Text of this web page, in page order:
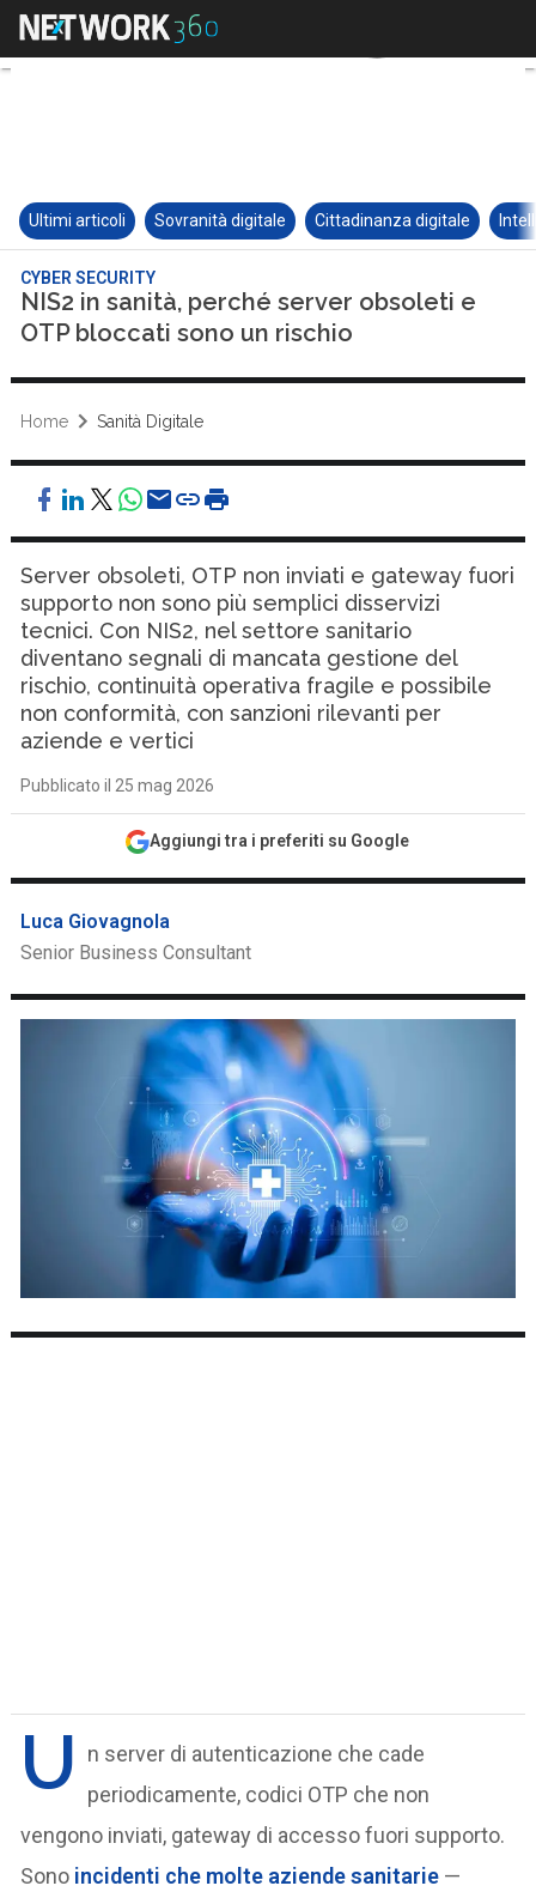
Ultimi articoli Sovranità digitale Cittadinanza digitale
CYBER SECURITY
NIS2 in sanità, perché server obsoleti e
OTP bloccati sono un rischio
Home Sanità Digitale
Server obsoleti, OTP non inviati e gateway fuori
supporto non sono più semplici disservizi
tecnici. Con NIS2, nel settore sanitario
diventano segnali di mancata gestione del
rischio, continuità operativa fragile e possibile
non conformità, con sanzioni rilevanti per
aziende e vertici
Pubblicato il 25 mag 2026
Aggiungi tra i preferiti su Google
Luca Giovagnola
Senior Business Consultant
U
n server di autenticazione che cade
periodicamente, codici OTP che non
vengono inviati, gateway di accesso fuori supporto.
Sono incidenti che molte aziende sanitarie —